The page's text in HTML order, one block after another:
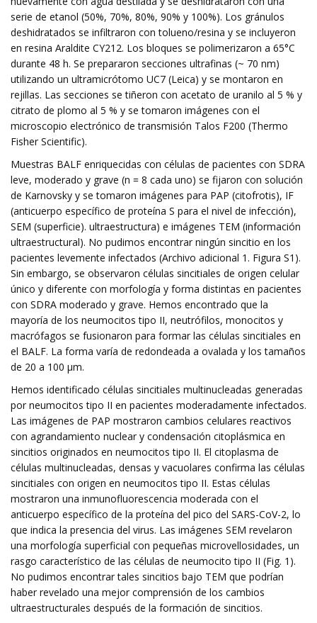
serie de etanol (50%, 70%, 80%, 90% y 100%). Los gránulos
deshidratados se infiltraron con tolueno/resina y se incluyeron
en resina Araldite CY212. Los bloques se polimerizaron a 65°C
durante 48 h. Se prepararon secciones ultrafinas (~ 70 nm)
utilizando un ultramicrótomo UC7 (Leica) y se montaron en
rejillas. Las secciones se tiñeron con acetato de uranilo al 5 % y
citrato de plomo al 5 % y se tomaron imágenes con el
microscopio electrónico de transmisión Talos F200 (Thermo
Fisher Scientific).
Muestras BALF enriquecidas con células de pacientes con SDRA
leve, moderado y grave (n = 8 cada uno) se fijaron con solución
de Karnovsky y se tomaron imágenes para PAP (citofrotis), IF
(anticuerpo específico de proteína S para el nivel de infección),
SEM (superficie). ultraestructura) e imágenes TEM (información
ultraestructural). No pudimos encontrar ningún sincitio en los
pacientes levemente infectados (Archivo adicional 1. Figura S1).
Sin embargo, se observaron células sincitiales de origen celular
único y diferente con morfología y forma distintas en pacientes
con SDRA moderado y grave. Hemos encontrado que la
mayoría de los neumocitos tipo II, neutrófilos, monocitos y
macrófagos se fusionaron para formar las células sincitiales en
el BALF. La forma varía de redondeada a ovalada y los tamaños
de 20 a 100 μm.
Hemos identificado células sincitiales multinucleadas generadas
por neumocitos tipo II en pacientes moderadamente infectados.
Las imágenes de PAP mostraron cambios celulares reactivos
con agrandamiento nuclear y condensación citoplásmica en
sincitios originados en neumocitos tipo II. El citoplasma de
células multinucleadas, densas y vacuolares confirma las células
sincitiales con origen en neumocitos tipo II. Estas células
mostraron una inmunofluorescencia moderada con el
anticuerpo específico de la proteína del pico del SARS-CoV-2, lo
que indica la presencia del virus. Las imágenes SEM revelaron
una morfología superficial con pequeñas microvellosidades, un
rasgo característico de las células de neumocito tipo II (Fig. 1).
No pudimos encontrar tales sincitios bajo TEM que podrían
haber revelado una mejor comprensión de los cambios
ultraestructurales después de la formación de sincitios.